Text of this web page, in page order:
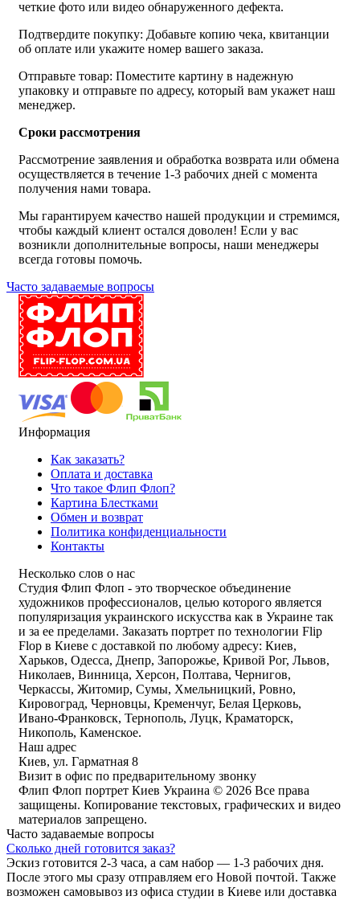
четкие фото или видео обнаруженного дефекта.
Подтвердите покупку: Добавьте копию чека, квитанции
об оплате или укажите номер вашего заказа.
Отправьте товар: Поместите картину в надежную
упаковку и отправьте по адресу, который вам укажет наш
менеджер.
Сроки рассмотрения
Рассмотрение заявления и обработка возврата или обмена
осуществляется в течение 1-3 рабочих дней с момента
получения нами товара.
Мы гарантируем качество нашей продукции и стремимся,
чтобы каждый клиент остался доволен! Если у вас
возникли дополнительные вопросы, наши менеджеры
всегда готовы помочь.
Часто задаваемые вопросы
Информация
Как заказать?
Оплата и доставка
Что такое Флип Флоп?
Картина Блестками
Обмен и возврат
Политика конфиденциальности
Контакты
Несколько слов о нас
Студия Флип Флоп - это творческое объединение
художников профессионалов, целью которого является
популяризация украинского искусства как в Украине так
и за ее пределами. Заказать портрет по технологии Flip
Flop в Киеве с доставкой по любому адресу: Киев,
Харьков, Одесса, Днепр, Запорожье, Кривой Рог, Львов,
Николаев, Винница, Херсон, Полтава, Чернигов,
Черкассы, Житомир, Сумы, Хмельницкий, Ровно,
Кировоград, Черновцы, Кременчуг, Белая Церковь,
Ивано-Франковск, Тернополь, Луцк, Краматорск,
Никополь, Каменское.
Наш адрес
Киев, ул. Гарматная 8
Визит в офис по предварительному звонку
Флип Флоп портрет Киев Украина © 2026 Все права
защищены. Копирование текстовых, графических и видео
материалов запрещено.
Часто задаваемые вопросы
Сколько дней готовится заказ?
Эскиз готовится 2-3 часа, а сам набор — 1-3 рабочих дня.
После этого мы сразу отправляем его Новой почтой. Также
возможен самовывоз из офиса студии в Киеве или доставка